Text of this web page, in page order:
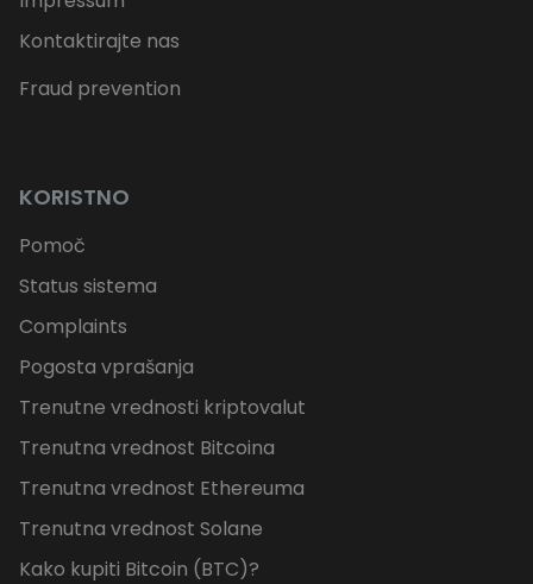
Kontaktirajte nas
Fraud prevention
KORISTNO
Pomoč
Status sistema
Complaints
Pogosta vprašanja
Trenutne vrednosti kriptovalut
Trenutna vrednost Bitcoina
Trenutna vrednost Ethereuma
Trenutna vrednost Solane
Kako kupiti Bitcoin (BTC)?